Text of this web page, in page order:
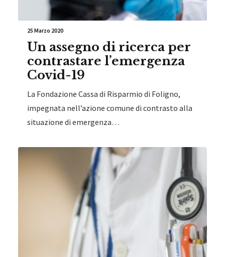
25 Marzo 2020
Un assegno di ricerca per
contrastare l’emergenza
Covid-19
La Fondazione Cassa di Risparmio di Foligno,
impegnata nell’azione comune di contrasto alla
situazione di emergenza…